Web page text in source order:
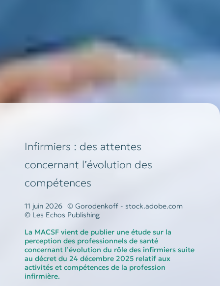
Infirmiers : des attentes
concernant l’évolution des
compétences
11 juin 2026 © Gorodenkoff - stock.adobe.com
© Les Echos Publishing
La MACSF vient de publier une étude sur la
perception des professionnels de santé
concernant l’évolution du rôle des infirmiers suite
au décret du 24 décembre 2025 relatif aux
activités et compétences de la profession
infirmière.